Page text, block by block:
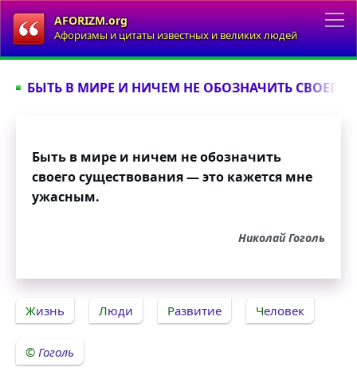
AFORIZM.org
Афоризмы и цитаты известных и великих людей
БЫТЬ В МИРЕ И НИЧЕМ НЕ ОБОЗНАЧИТЬ СВОЕГО
Быть в мире и ничем не обозначить
своего существования — это кажется мне
ужасным.
Николай Гоголь
Жизнь Люди Развитие Человек
Гоголь